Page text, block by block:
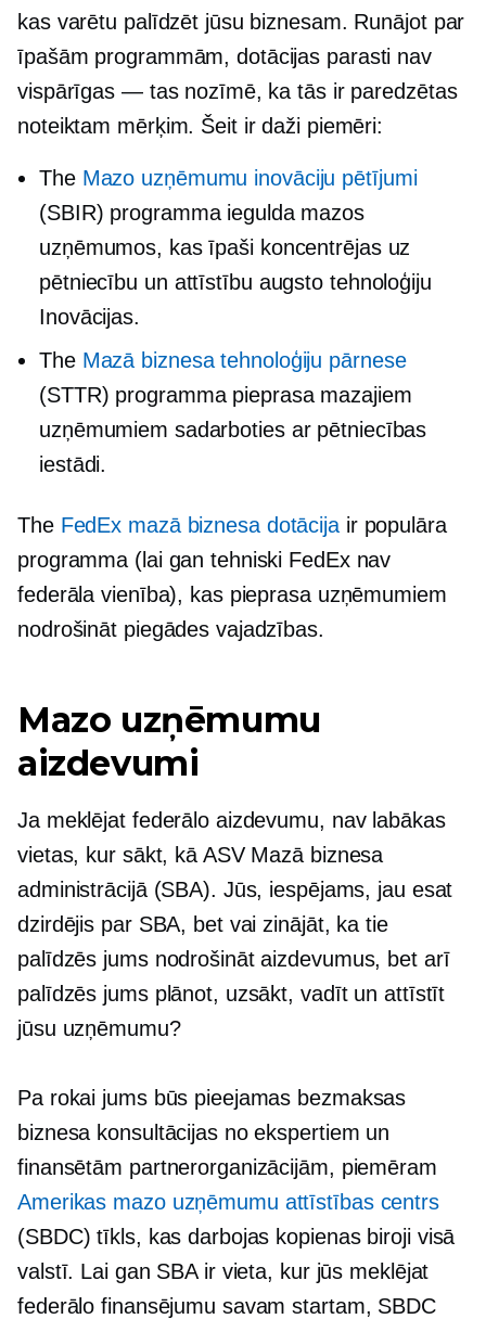
kas varētu palīdzēt jūsu biznesam. Runājot par
īpašām programmām, dotācijas parasti nav
vispārīgas — tas nozīmē, ka tās ir paredzētas
noteiktam mērķim. Šeit ir daži piemēri:
The Mazo uzņēmumu inovāciju pētījumi
(SBIR) programma iegulda mazos
uzņēmumos, kas īpaši koncentrējas uz
pētniecību un attīstību augsto tehnoloģiju
Inovācijas.
The Mazā biznesa tehnoloģiju pārnese
(STTR) programma pieprasa mazajiem
uzņēmumiem sadarboties ar pētniecības
iestādi.
The FedEx mazā biznesa dotācijair populāra
programma (lai gan tehniski FedEx nav
federāla vienība), kas pieprasa uzņēmumiem
nodrošināt piegādes vajadzības.
Mazo uzņēmumu
aizdevumi
Ja meklējat federālo aizdevumu, nav labākas
vietas, kur sākt, kā ASV Mazā biznesa
administrācijā (SBA). Jūs, iespējams, jau esat
dzirdējis par SBA, bet vai zinājāt, ka tie
palīdzēs jums nodrošināt aizdevumus, bet arī
palīdzēs jums plānot, uzsākt, vadīt un attīstīt
jūsu uzņēmumu?
Pa rokai jums būs pieejamas bezmaksas
biznesa konsultācijas no ekspertiem un
finansētām partnerorganizācijām, piemēram
Amerikas mazo uzņēmumu attīstības centrs
(SBDC) tīkls, kas darbojas kopienasbiroji visā
valstī. Lai gan SBA ir vieta, kur jūs meklējat
federālo finansējumu savam startam, SBDC